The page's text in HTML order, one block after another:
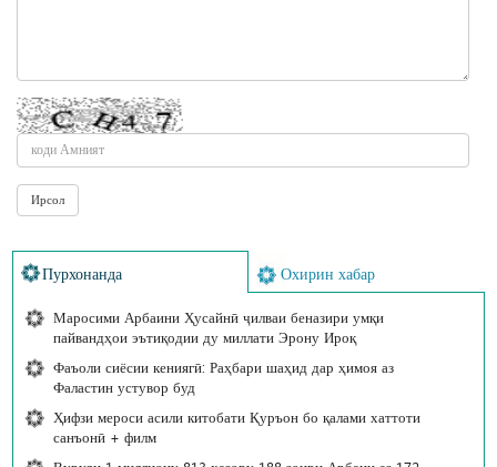
Пурхонанда Охирин хабар
Маросими Арбаини Ҳусайнӣ ҷилваи беназири умқи
пайвандҳои эътиқодии ду миллати Эрону Ироқ
Фаъоли сиёсии кениягӣ: Раҳбари шаҳид дар ҳимоя аз
Фаластин устувор буд
Ҳифзи мероси асили китобати Қуръон бо қалами хаттоти
санъонӣ + филм